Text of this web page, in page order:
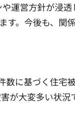
運営方針が浸
す。今後も、関
数に基づく住宅
が大変多い状況